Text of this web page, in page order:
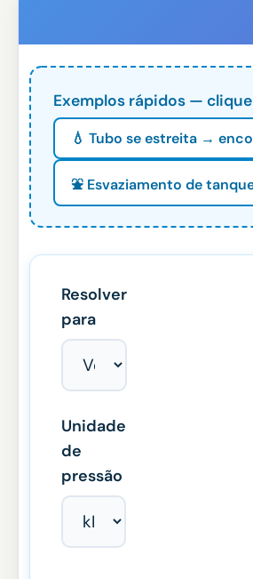
Exemplos rápidos —
💧 Tubo se estreita →
⛲ Esvaziamento de
Resolver
para
Unidade
de
pressão